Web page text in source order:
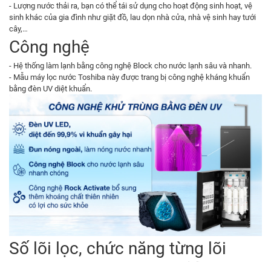
- Lượng nước thải ra, bạn có thể tái sử dụng cho hoạt động sinh hoạt, vệ
sinh khác của gia đình như giặt đồ, lau dọn nhà cửa, nhà vệ sinh hay tưới
cây,…
Công nghệ
- Hệ thống làm lạnh bằng công nghệ Block cho nước lạnh sâu và nhanh.
- Mẫu máy lọc nước Toshiba này được trang bị công nghệ kháng khuẩn
bằng đèn UV diệt khuẩn.
Số lõi lọc, chức năng từng lõi